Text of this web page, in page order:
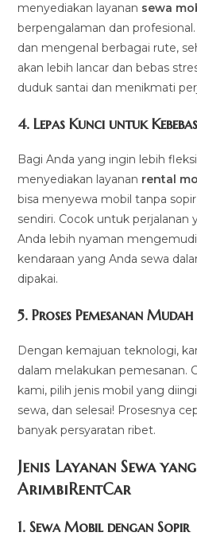
menyediakan layanan sewa
berpengalaman dan
dan mengenal berbagai rute,
akan lebih lancar dan bebas
duduk santai dan menikmati
4.Lepas Kunci untuk
Bagi Anda yang ingin lebih
menyediakan layanan rental
bisa menyewa mobil tanpa
sendiri. Cocok untuk perjalanan
Anda lebih nyaman
kendaraan yang Anda sewa
dipakai.
5.Proses Pemesanan
Dengan kemajuan teknologi,
dalam melakukan pemesanan.
kami, pilih jenis mobil yang
sewa, dan selesai! Prosesnya
banyak persyaratan ribet.
Jenis Layanan Sewa
ArimbiRentCar
1.Sewa Mobil dengan Sopir